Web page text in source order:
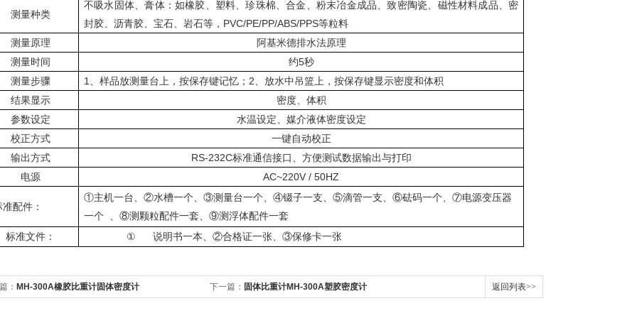
测量种类
不吸水固体、膏体：如橡胶、塑料、珍珠棉、合金、粉末冶金成品、致密陶瓷、磁性材料成品、密
封胶、沥青胶、宝石、岩石等， PVC/PE/PP/ABS/PPS等粒料
测量原理
阿基米德排水法原理
测量时间
约5秒
测量步骤
1、 样品放测量台上，按保存键记忆； 2 、放水中吊篮上，按保存键显示密度和体积
结果显示
密度、体积
参数设定
水温设定、媒介液体密度设定
校正方式
一键自动校正
输出方式
RS-232C标准通信接口、方便测试数据输出与打印
电源
AC~220V / 50HZ
准配件：
①主机一台、②水槽一个、③测量台一个、④镊子一支、⑤滴管一支、⑥砝码一个、⑦电源变压器
一个
、⑧测颗粒配件一套、⑨测浮体配件一套
标准文件：
① 说明书一本、②合格证一张、③保修卡一张
： MH-300A橡胶比重计固体密度计 下一篇： 固体比重计MH-300A塑胶密度计 返回列表>>